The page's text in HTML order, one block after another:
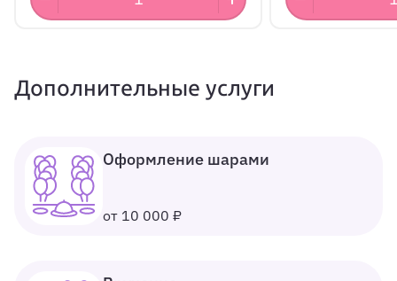
Дополнительные услуги
Оформление шарами
от 10 000 ₽